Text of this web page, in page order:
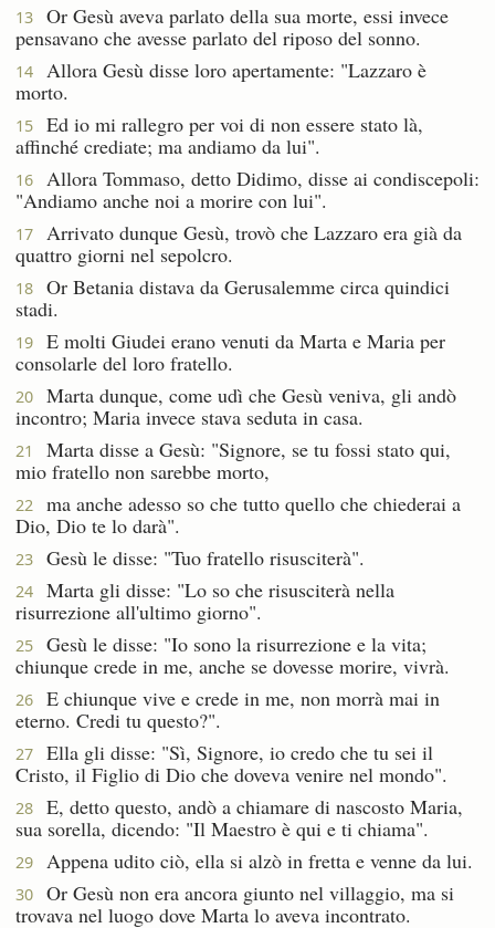
13
Or Gesù aveva parlato della sua morte, essi invece
pensavano che avesse parlato del riposo del sonno.
14
Allora Gesù disse loro apertamente: "Lazzaro è
morto.
15
Ed io mi rallegro per voi di non essere stato là,
affinché crediate; ma andiamo da lui".
16
Allora Tommaso, detto Didimo, disse ai condiscepoli:
"Andiamo anche noi a morire con lui".
17
Arrivato dunque Gesù, trovò che Lazzaro era già da
quattro giorni nel sepolcro.
18
Or Betania distava da Gerusalemme circa quindici
stadi.
19
E molti Giudei erano venuti da Marta e Maria per
consolarle del loro fratello.
20
Marta dunque, come udì che Gesù veniva, gli andò
incontro; Maria invece stava seduta in casa.
21
Marta disse a Gesù: "Signore, se tu fossi stato qui,
mio fratello non sarebbe morto,
22
ma anche adesso so che tutto quello che chiederai a
Dio, Dio te lo darà".
23 Gesù le disse: "Tuo fratello risusciterà".
24
Marta gli disse: "Lo so che risusciterà nella
risurrezione all'ultimo giorno".
25
Gesù le disse: "Io sono la risurrezione e la vita;
chiunque crede in me, anche se dovesse morire, vivrà.
26
E chiunque vive e crede in me, non morrà mai in
eterno. Credi tu questo?".
27
Ella gli disse: "Sì, Signore, io credo che tu sei il
Cristo, il Figlio di Dio che doveva venire nel mondo".
28
E, detto questo, andò a chiamare di nascosto Maria,
sua sorella, dicendo: "Il Maestro è qui e ti chiama".
29 Appena udito ciò, ella si alzò in fretta e venne da lui.
30
Or Gesù non era ancora giunto nel villaggio, ma si
trovava nel luogo dove Marta lo aveva incontrato.